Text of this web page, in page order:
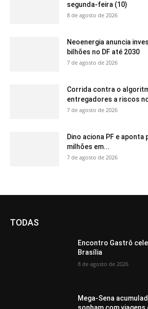
segunda-feira (10)
8 de agosto de 2026
Neoenergia anuncia
bilhões no DF até 2030
7 de agosto de 2026
Corrida contra o
entregadores a riscos
7 de agosto de 2026
Dino aciona PF e aponta
milhões em...
7 de agosto de 2026
TODAS
Encontro Gastrô
Brasília
8 de agosto de 2026
Mega-Sena
sonham com